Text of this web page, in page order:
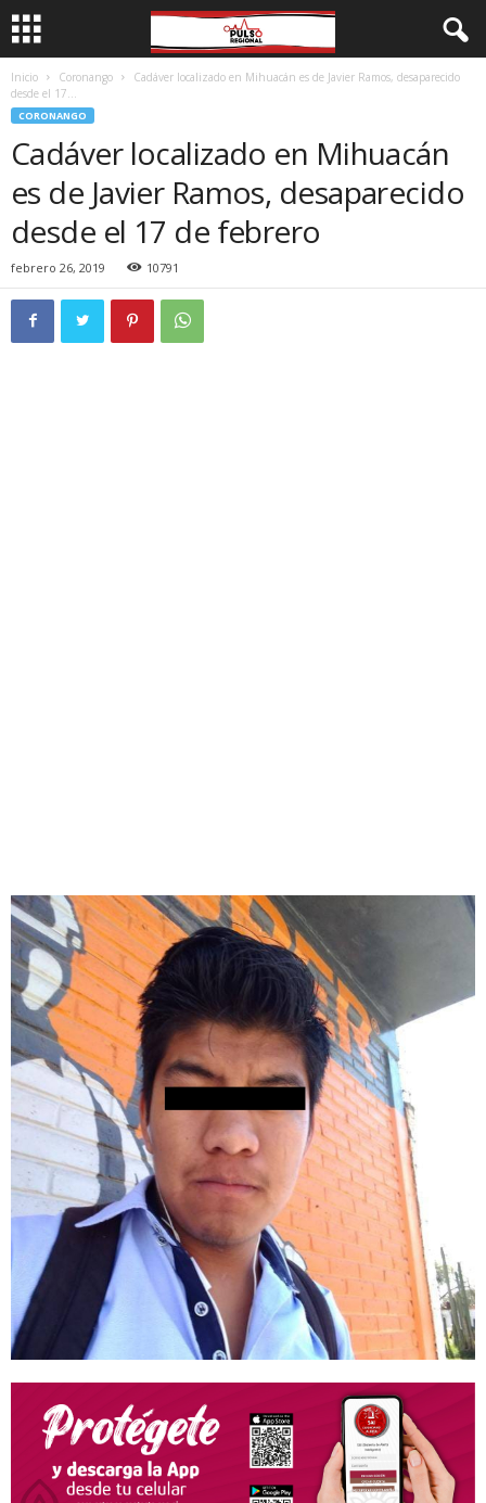
Inicio Coronango
Cadáver localizado en Mihuacán es de Javier Ramos, desaparecido
desde el 17...
CORONANGO
Cadáver localizado en Mihuacán
es de Javier Ramos, desaparecido
desde el 17 de febrero
febrero 26, 2019 10791